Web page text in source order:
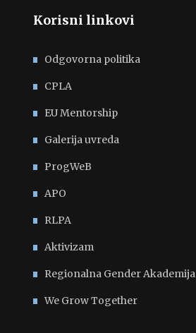
Korisni linkovi
Odgovorna politika
CPLA
EU Mentorship
Galerija uvreda
ProgWeB
APO
RLPA
Aktivizam
Regionalna Gender Akademija
We Grow Together